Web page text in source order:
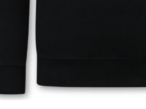
Trainingspak Heren -
Hoodless Half Zipper - Zwart /